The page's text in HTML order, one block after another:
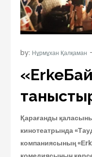
by: Нұрмұхан Қалқаман
Қарағанды
кинотеатрында
компаниясының